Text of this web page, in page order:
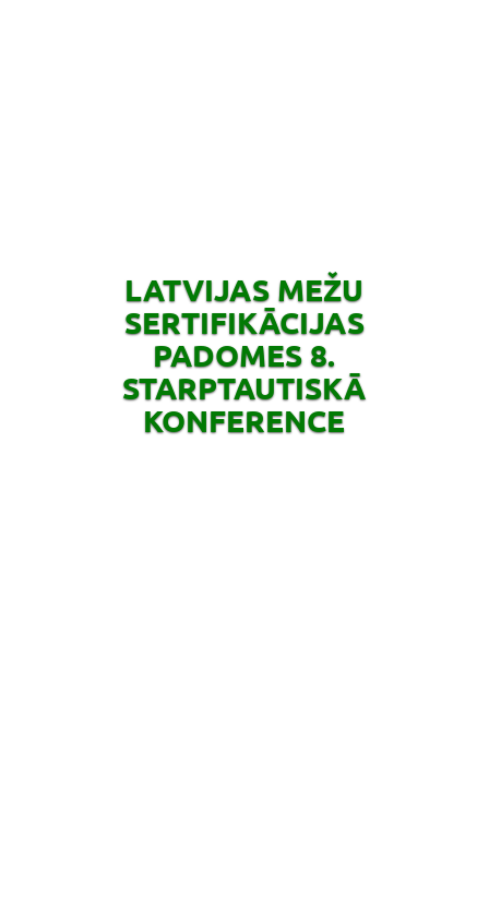
LATVIJAS MEŽU
SERTIFIKĀCIJAS
PADOMES 8.
STARPTAUTISKĀ
KONFERENCE